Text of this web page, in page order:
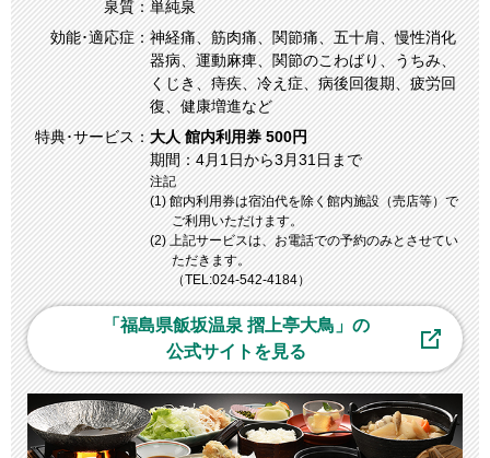
泉質：単純泉
効能･適応症：神経痛、筋肉痛、関節痛、五十肩、慢性消化
器病、運動麻痺、関節のこわばり、うちみ、
くじき、痔疾、冷え症、病後回復期、疲労回
復、健康増進など
特典･サービス：大人 館内利用券 500円
期間：4月1日から3月31日まで
注記
(1) 館内利用券は宿泊代を除く館内施設（売店等）で
ご利用いただけます。
(2) 上記サービスは、お電話での予約のみとさせてい
ただきます。
（TEL:024‐542‐4184）
「福島県飯坂温泉 摺上亭大鳥」の
公式サイトを見る